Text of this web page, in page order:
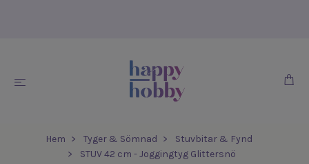
Hem Tyger & Sömnad
Stuvbitar & Fynd
STUV 42 cm - Joggingtyg Glittersnö